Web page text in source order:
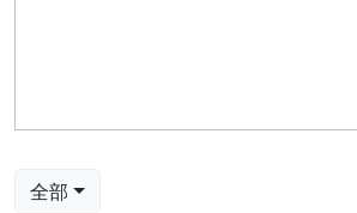
全部